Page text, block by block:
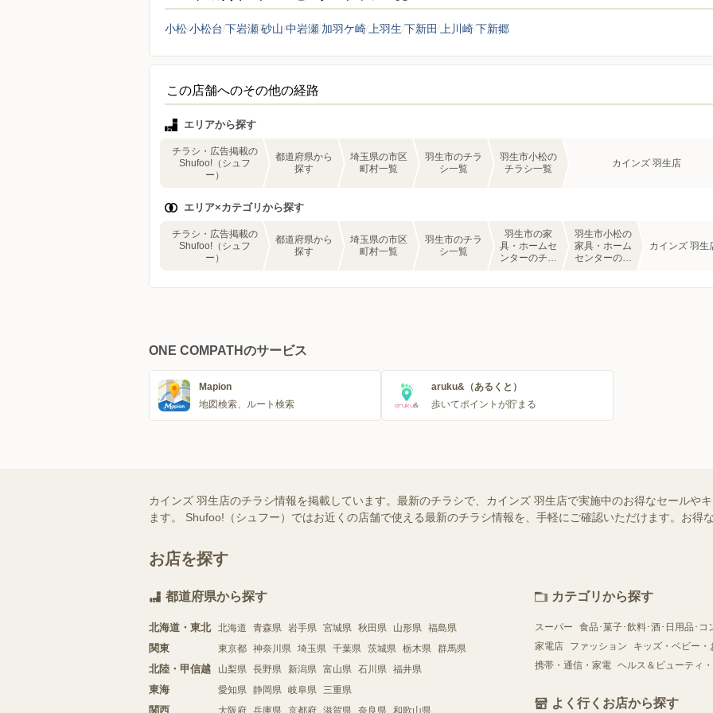
小松小松台 下岩瀬砂山 中岩瀬 加羽ケ崎 上羽生 下新田 上川崎下新郷
この店舗へのその他の経路
エリアから探す
チラシ・広告掲載の
Shufoo!（シュフ
ー）
都道府県から
探す
埼玉県の市区
町村一覧
羽生市のチラ
シ一覧
羽生市小松の
チラシ一覧
カインズ 羽生店
エリア×カテゴリから探す
チラシ・広告掲載の
Shufoo!（シュフ
ー）
都道府県から
探す
埼玉県の市区
町村一覧
羽生市のチラ
シ一覧
羽生市の家
具・ホームセ
ンターのチラ
羽生市小松の
家具・ホーム
センターのチ
カインズ 羽生
ONE COMPATHのサービス
Mapion
地図検索、ルート検索
aruku&（あるくと）
歩いてポイントが貯まる
カインズ 羽生店のチラシ情報を掲載しています。最新のチラシで、カインズ 羽生店で実施中のお得なセールや
ます。 Shufoo!（シュフー）ではお近くの店舗で使える最新のチラシ情報を、手軽にご確認いただけます。お得
お店を探す
都道府県から探す
北海道・東北 北海道 青森県 岩手県 宮城県 秋田県 山形県 福島県
関東 東京都 神奈川県 埼玉県 千葉県 茨城県 栃木県 群馬県
北陸・甲信越 山梨県 長野県 新潟県 富山県 石川県 福井県
東海 愛知県 静岡県 岐阜県 三重県
関西 大阪府 兵庫県 京都府 滋賀県 奈良県 和歌山県
カテゴリから探す
スーパー
食品･菓子･飲料･酒･日用品･コ
家電店
ファッション
キッズ・ベビー・
携帯・通信・家電 ヘルス＆ビューティ
よく行くお店から探す